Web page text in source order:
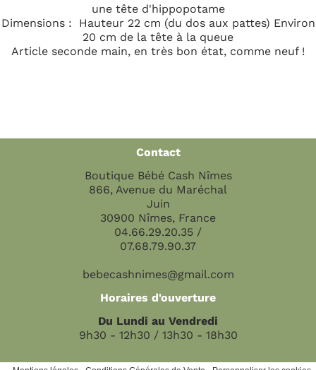
une tête d'hippopotame
Dimensions : Hauteur 22 cm (du dos aux pattes) Environ
20 cm de la tête à la queue
Article seconde main, en très bon état, comme neuf !
Contact
Boutique Bébé Cash Nîmes
866, Avenue du Maréchal
Juin
30900 Nîmes, France
04.66.29.20.35 /
07.68.79.90.37
bebecashnimes@gmail.com
Horaires d'ouverture
Du Lundi au Vendredi
9h30 - 12h30 / 13h30 - 18h30